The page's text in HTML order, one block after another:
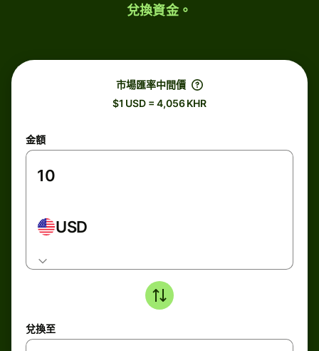
兌換資金。
市場匯率中間價
$1 USD = 4,056 KHR
金額
USD
兌換至